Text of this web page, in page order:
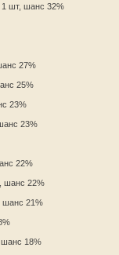
1 шт, шанс 32%
27%
25%
23%
23%
22%
шанс 22%
шанс 21%
шанс 18%